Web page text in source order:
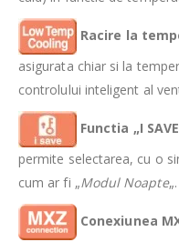
Racire la
asigurata chiar si la
controlului inteligent al
Functia „I
permite selectarea, cu o
cum ar fi „Modul Noapte„.
Conexiunea